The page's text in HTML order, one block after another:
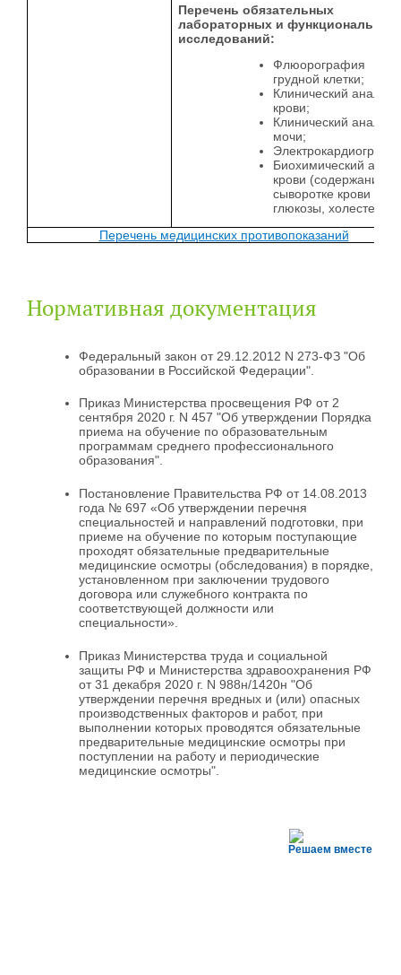
Перечень обязательных
лабораторных и функциональных
исследований:
Флюорография
грудной клетки;
Клинический анализ
крови;
Клинический анализ
мочи;
Биохимический
крови (содержание в
сыворотке крови
глюкозы,
Перечень медицинских противопоказаний
Нормативная документация
Федеральный закон от 29.12.2012 N 273-ФЗ "Об
образовании в Российской Федерации".
Приказ Министерства просвещения РФ от 2
сентября 2020 г. N 457 "Об утверждении Порядка
приема на обучение по образовательным
программам среднего профессионального
образования".
Постановление Правительства РФ от 14.08.2013
года № 697 «Об утверждении перечня
специальностей и направлений подготовки, при
приеме на обучение по которым поступающие
проходят обязательные предварительные
медицинские осмотры (обследования) в порядке,
установленном при заключении трудового
договора или служебного контракта по
соответствующей должности или
специальности».
Приказ Министерства труда и социальной
защиты РФ и Министерства здравоохранения РФ
от 31 декабря 2020 г. N 988н/1420н "Об
утверждении перечня вредных и (или) опасных
производственных факторов и работ, при
выполнении которых проводятся обязательные
предварительные медицинские осмотры при
поступлении на работу и периодические
медицинские осмотры".
Решаем вместе